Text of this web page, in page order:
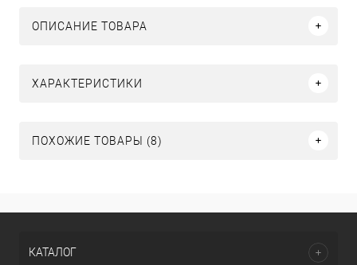
ОПИСАНИЕ ТОВАРА
ХАРАКТЕРИСТИКИ
ПОХОЖИЕ ТОВАРЫ (8)
КАТАЛОГ